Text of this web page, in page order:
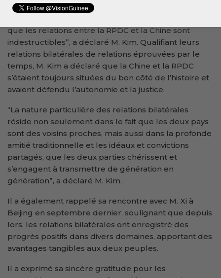
que les relations entre la RPDC et la Chine sont
indestructibles”, a déclaré M. Kim. Qualifiant leurs
relations bilatérales de relations éprouvées par le
temps, M. Kim a déclaré que la Chine et la RPDC
s’étaient toujours situées du bon côté de l’histoire et
avaient défendu l’autonomie et la justice.
“La nature particulière des relations bilatérales
réside non seulement dans le fait que les deux pays
sont des voisins proches, mais aussi dans la profonde
amitié traditionnelle et les idéaux et convictions
partagés, que les deux parties chérissent et
s’engagent à transmettre de génération en
génération”, a déclaré M. Kim.
Il a également rappelé sa rencontre avec M. Xi à
Beijing en septembre dernier, soulignant que depuis
lors, les relations bilatérales ont enregistré des
progrès positifs dans divers domaines, apportant des
avantages tangibles aux deux peuples.
Il a exprimé sa sincère gratitude pour les